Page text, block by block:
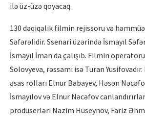
ilə üz-üzə qoyacaq.
130 dəqiqəlik filmin rejissoru və
Səfərəlidir. Ssenari üzərində İsmayıl
İsmayıl İman da çalışıb. Filmin
Solovyeva, rəssamı isə Turan
əsas rolları Elnur Babayev, Həsən
İsmayılov və Elnur Nəcəfov
prodüserləri Nazim Hüseynov, Fariz